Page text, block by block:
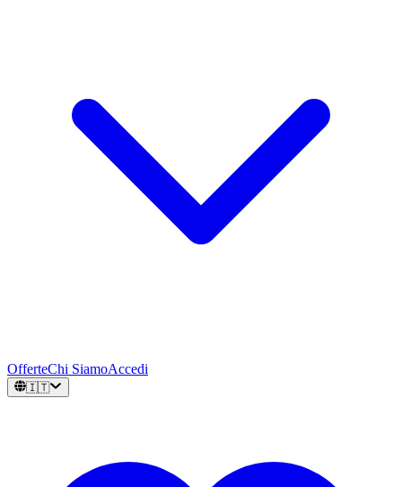
OfferteChi SiamoAccedi
🇮🇹